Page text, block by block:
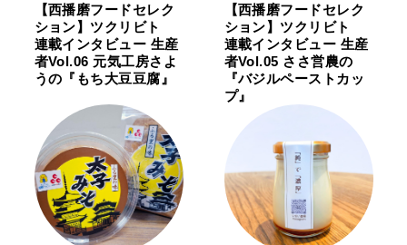
【西播磨フードセレク
ション】ツクリビト
連載インタビュー 生産
者Vol.06 元気工房さよ
うの『もち大豆豆腐』
【西播磨フードセレク
ション】ツクリビト
連載インタビュー 生産
者Vol.05 ささ営農の
『バジルペーストカッ
プ』